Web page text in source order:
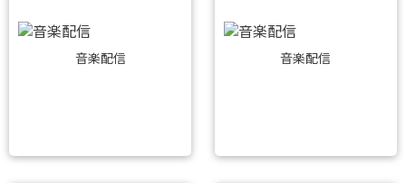
音楽配信 音楽配信